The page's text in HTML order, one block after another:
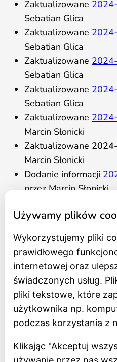
Zaktualizowane
Sebatian Glica
Zaktualizowane
Sebatian Glica
Zaktualizowane
Sebatian Glica
Zaktualizowane
Sebatian Glica
Zaktualizowane
Marcin Słonicki
Zaktualizowane
Marcin Słonicki
Dodanie informacji
przez Marcin Słonicki
Statut
Program działania
Schemat organizacyjny
Zespół
Rada Muzeum
Zamówienia publiczne
Archiwum zamówień
Oferty pracy
RODO
Redakcja
Używamy plików
Wykorzystujemy pliki
prawidłowego
internetowej oraz
świadczonych usług.
pliki tekstowe, które
użytkownika np.
podczas korzystania z
Klikając "Akceptuj